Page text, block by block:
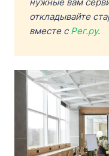
откладывайте
вместе с Рег.ру.